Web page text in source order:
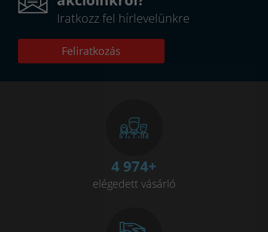
Iratkozz fel hírlevelünkre
Feliratkozás
4 993+
elégedett vásárló